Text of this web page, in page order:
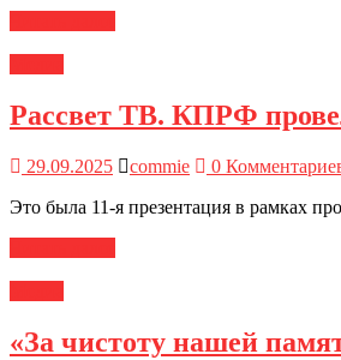
Рассвет ТВ. КПРФ
29.09.2025 commie
0
Это была 11-я презентация в рамках
«За чистоту нашей